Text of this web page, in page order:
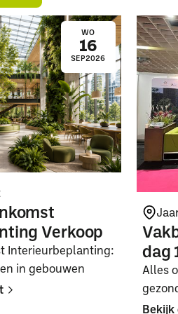
WO
16
SEP2026
Verkoop
Interieurbeplanting:
in gebouwen
dag
Alles